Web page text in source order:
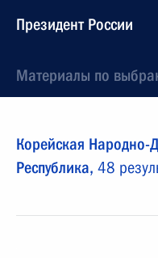
Президент России
Материалы по
Корейская Народно-
Республика, 48